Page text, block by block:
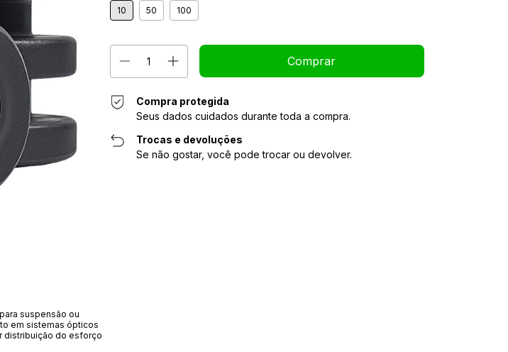
10 50 100
Compra protegida
Seus dados cuidados durante toda a compra.
Trocas e devoluções
Se não gostar, você pode trocar ou devolver.
suspensão ou
em sistemas ópticos
distribuição do esforço